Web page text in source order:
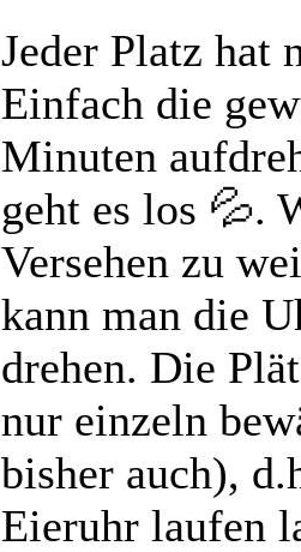
Jeder Platz hat
Einfach die
Minuten
geht es los 💦.
Versehen zu
kann man die
drehen. Die
nur einzeln
bisher auch),
Eieruhr laufen